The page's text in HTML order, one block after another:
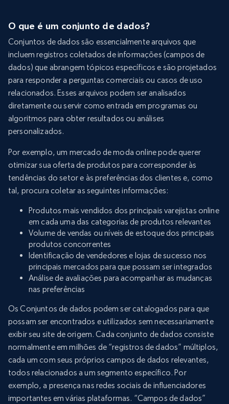
O que é um conjunto de dados?
Conjuntos de dados são essencialmente arquivos que
incluem registros coletados de informações (campos de
dados) que abrangem tópicos específicos e são projetados
para responder a perguntas comerciais ou casos de uso
relacionados. Esses arquivos podem ser analisados
diretamente ou servir como entrada em programas ou
algoritmos para obter resultados ou análises
personalizados.
Por exemplo, um mercado de moda online pode querer
otimizar sua oferta de produtos para corresponder às
tendências do setor e às preferências dos clientes e, como
tal, procura coletar as seguintes informações:
Produtos mais vendidos dos principais varejistas online
em cada uma das categorias de produtos relevantes
Volume de vendas ou níveis de estoque dos principais
produtos concorrentes
Identificação de vendedores e lojas de sucesso nos
principais mercados para que possam ser integrados
Análise de avaliações para acompanhar as mudanças
nas preferências
Os Conjuntos de dados podem ser catalogados para que
possam ser encontrados e utilizados sem necessariamente
exibir seu site de origem. Cada conjunto de dados consiste
normalmente em milhões de “registros de dados” múltiplos,
cada um com seus próprios campos de dados relevantes,
todos relacionados a um segmento específico. Por
exemplo, a presença nas redes sociais de influenciadores
importantes em várias plataformas. “Campos de dados”